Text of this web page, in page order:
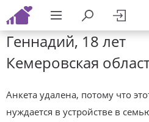
Геннадий, 18 лет
Кемеровская
Анкета удалена, потому что
нуждается в устройстве в